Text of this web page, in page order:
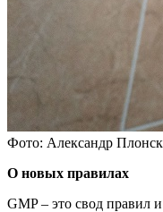
Фото: Александр
О новых правилах
GMP – это свод правил